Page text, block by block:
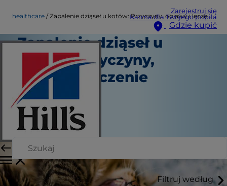
Zarejestruj się
Karma dla Twojego pupila
Gdzie kupić
Filtruj według
healthcare Zapalenie dziąseł u kotów: Przyczyny, objawy i leczenie
Zapalenie dziąseł u
kotów: Przyczyny,
objawy i leczenie
Opieka zdrowotna
Dr Patty Khuly
Luty 27, 2025